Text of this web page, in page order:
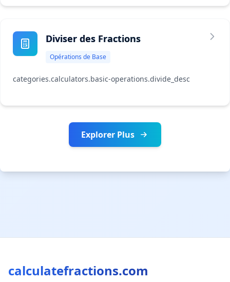
Diviser des Fractions
Opérations de Base
categories.calculators.basic-operations.divide_desc
Explorer Plus
calculatefractions.com